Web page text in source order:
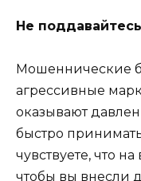
Не
Мошеннические
агрессивные
оказывают
быстро
чувствуете, что
чтобы вы внесли